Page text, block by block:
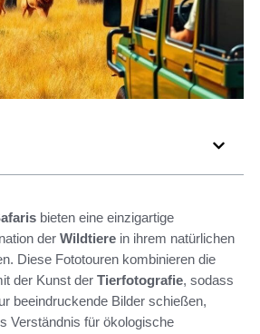
bieten eine einzigartige
der Wildtiere in ihrem natürlichen
Diese Fototouren kombinieren die
der Kunst der Tierfotografie, sodass
beeindruckende Bilder schießen,
Verständnis für ökologische